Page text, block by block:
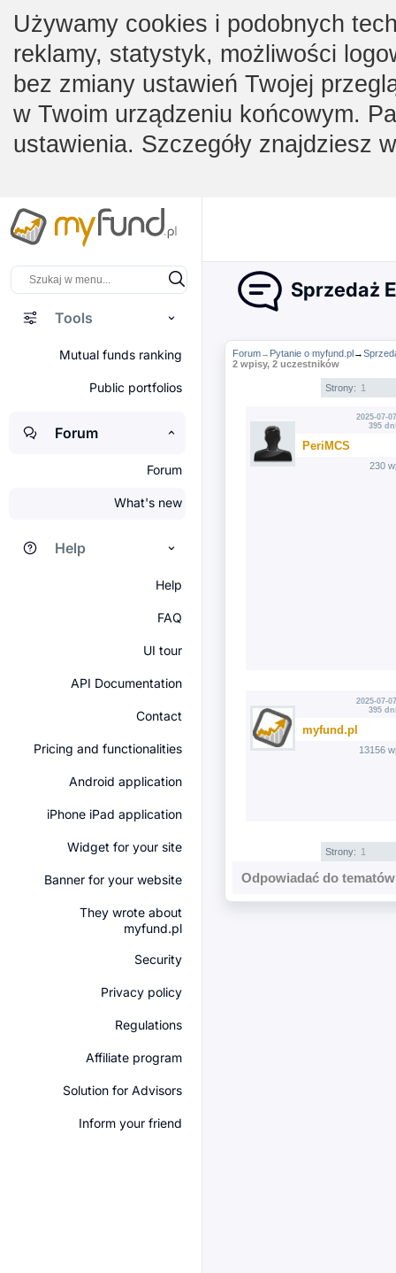
Używamy cookies i podobnych
reklamy, statystyk, możliwości
bez zmiany ustawień Twojej
w Twoim urządzeniu końcowym.
ustawienia. Szczegóły znajdziesz
Tools
Mutual funds ranking
Public portfolios
Forum
Forum
What's new
Help
Help
FAQ
UI tour
API Documentation
Contact
Pricing and functionalities
Android application
iPhone iPad application
Widget for your site
Banner for your website
They wrote about
myfund.pl
Security
Privacy policy
Regulations
Affiliate program
Solution for Advisors
Inform your friend
Sprzedaż
Forum→ Pytanie o myfund.pl→
2 wpisy, 2 uczestników
Strony: 1
2025-07-
395
PeriMCS
230
2025-07-
395
myfund.pl
13156
Strony: 1
Odpowiadać do